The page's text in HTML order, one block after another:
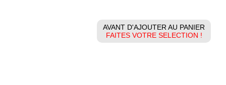
AVANT D'AJOUTER AU PANIER
FAITES VOTRE SELECTION !